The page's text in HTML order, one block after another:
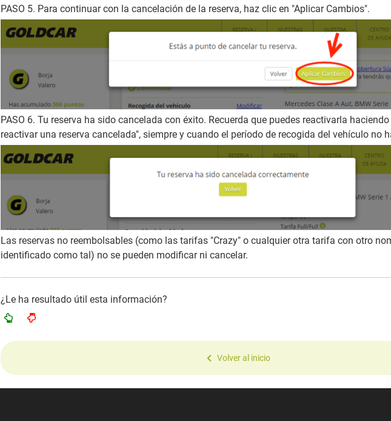
PASO 5. Para continuar con la cancelación de la reserva, haz clic en "Aplicar Cambios".
PASO 6. Tu reserva ha sido cancelada con éxito. Recuerda que puedes reactivarla
reactivar una reserva cancelada", siempre y cuando el período de recogida del vehículo no
Las reservas no reembolsables (como las tarifas "Crazy" o cualquier otra tarifa con otro
identificado como tal) no se pueden modificar ni cancelar.
¿Le ha resultado útil esta información?
Volver al inicio